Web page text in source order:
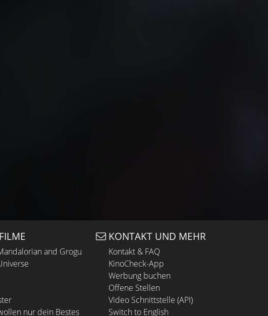
and Grogu
nur dein Bestes
KONTAKT UND MEHR
Kontakt & FAQ
KinoCheck-App
Werbung buchen
Offene Stellen
Video Schnittstelle (API)
Switch to English